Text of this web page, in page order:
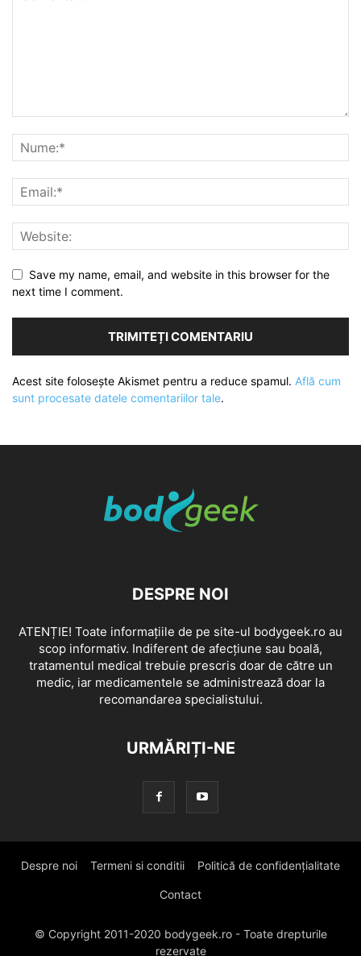
Save my name, email, and website in this browser for the
next time I comment.
Acest site folosește Akismet pentru a reduce spamul. Află cum
sunt procesate datele comentariilor tale.
DESPRE NOI
ATENȚIE! Toate informațiile de pe site-ul bodygeek.ro au
scop informativ. Indiferent de afecțiune sau boală,
tratamentul medical trebuie prescris doar de către un
medic, iar medicamentele se administrează doar la
recomandarea specialistului.
URMĂRIȚI-NE
Despre noi Termeni si conditii Politică de confidențialitate
Contact
© Copyright 2011-2020 bodygeek.ro - Toate drepturile
rezervate